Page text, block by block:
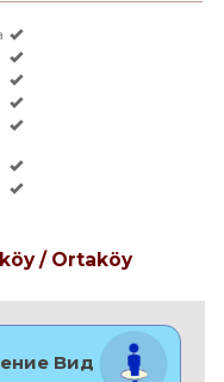
/ Ortaköy
Вид